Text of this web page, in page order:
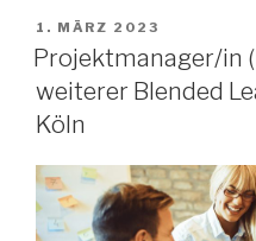
VERÖFFENTLICHT
AM
1. MÄRZ 2023
Projektmanager/in
weiterer Blended
Köln